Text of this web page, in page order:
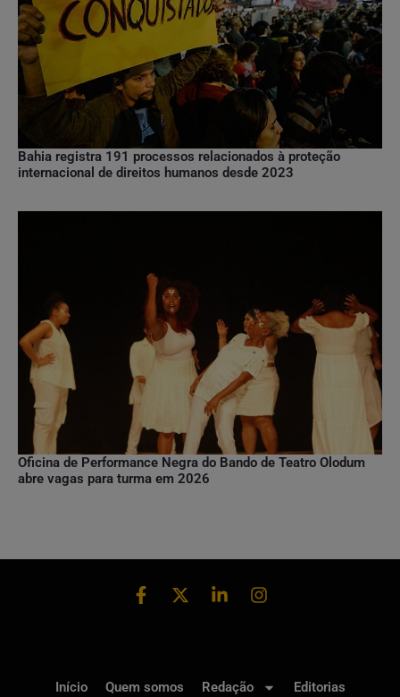
Bahia registra 191 processos relacionados à proteção
internacional de direitos humanos desde 2023
Oficina de Performance Negra do Bando de Teatro Olodum
abre vagas para turma em 2026
Início Quem somos Redação Editorias